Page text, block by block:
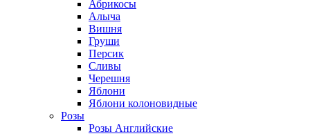
Абрикосы
Алыча
Вишня
Груши
Персик
Сливы
Черешня
Яблони
Яблони колоновидные
Розы
Розы Английские